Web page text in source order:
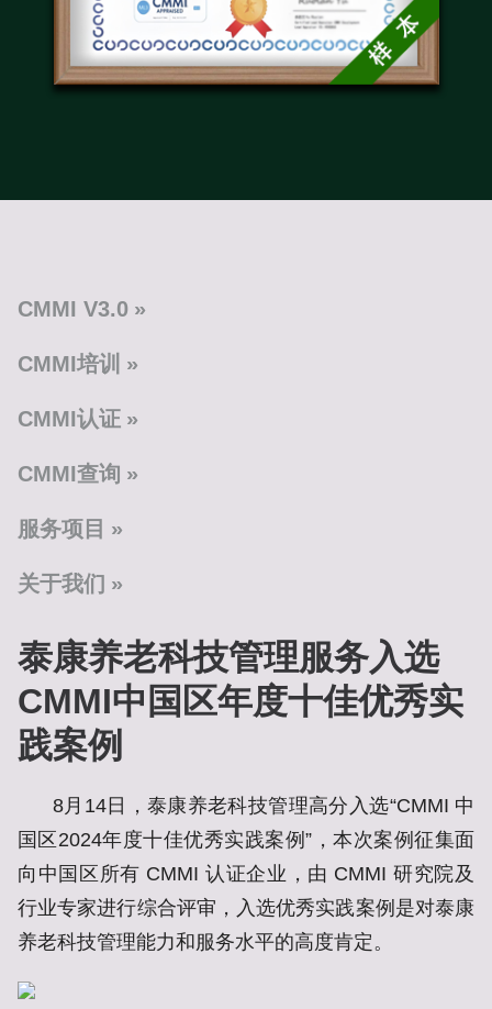
CMMI V3.0
CMMI培训
CMMI认证
CMMI查询
服务项目
关于我们
泰康养老科技管理服务入选
CMMI中国区年度十佳优秀实
践案例
8月14日，泰康养老科技管理高分入选“CMMI 中
国区2024年度十佳优秀实践案例”，本次案例征集面
向中国区所有 CMMI 认证企业，由 CMMI 研究院及
行业专家进行综合评审，入选优秀实践案例是对泰康
养老科技管理能力和服务水平的高度肯定。